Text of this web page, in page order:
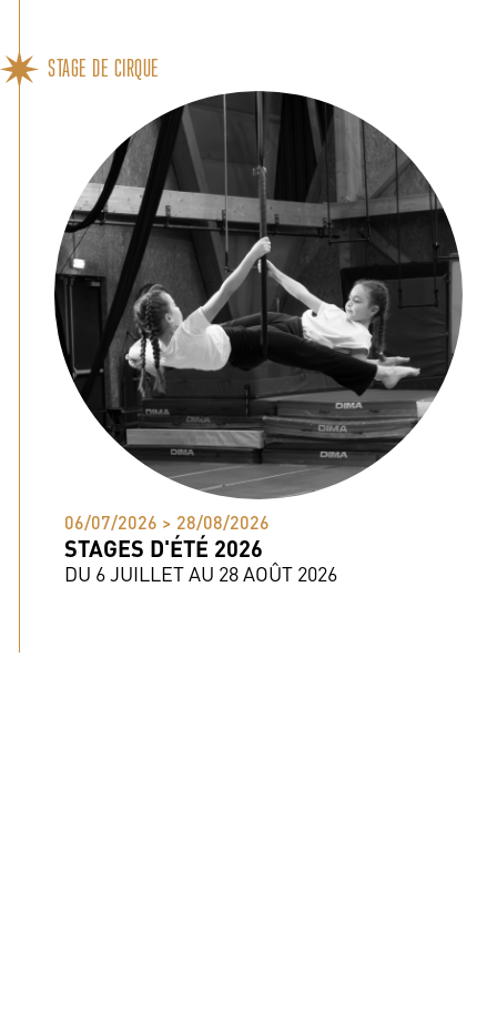
STAGE DE CIRQUE
06/07/2026 > 28/08/2026
STAGES D'ÉTÉ 2026
DU 6 JUILLET AU 28 AOÛT 2026